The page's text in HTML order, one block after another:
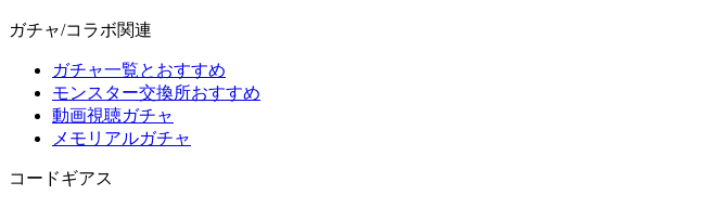
ガチャ/コラボ関連
ガチャ一覧とおすすめ
モンスター交換所おすすめ
動画視聴ガチャ
メモリアルガチャ
コードギアス